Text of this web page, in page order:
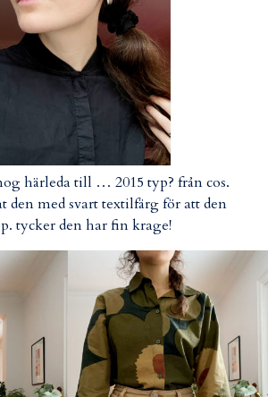
härleda till … 2015 typ? från cos.
den med svart textilfärg för att den
tycker den har fin krage!